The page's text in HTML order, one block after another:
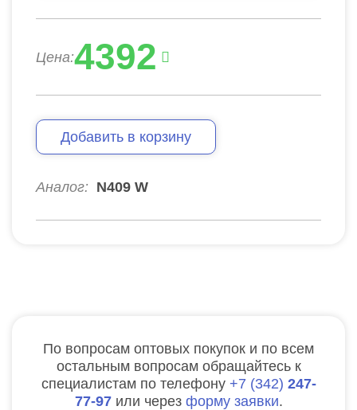
Цена:4392
Добавить в корзину
Аналог: N409 W
По вопросам оптовых покупок и по всем
остальным вопросам обращайтесь к
специалистам по телефону
7 342 247-
77-97 или через форму заявки.